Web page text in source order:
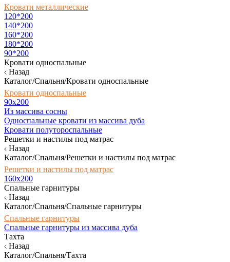
Кровати металлические
120*200
140*200
160*200
180*200
90*200
Кровати односпальные
Назад
Каталог/Спальня/Кровати односпальные
Кровати односпальные
90х200
Из массива сосны
Односпальные кровати из массива дуба
Кровати полутороспальные
Решетки и настилы под матрас
Назад
Каталог/Спальня/Решетки и настилы под матрас
Решетки и настилы под матрас
160х200
Спальные гарнитуры
Назад
Каталог/Спальня/Спальные гарнитуры
Спальные гарнитуры
Спальные гарнитуры из массива дуба
Тахта
Назад
Каталог/Спальня/Тахта